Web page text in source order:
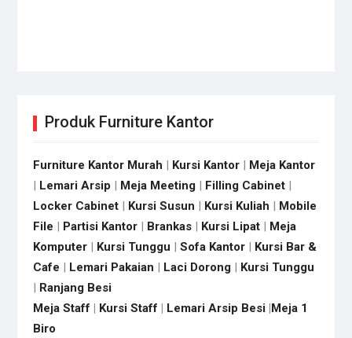
Produk Furniture Kantor
Furniture Kantor Murah | Kursi Kantor| Meja Kantor
| Lemari Arsip | Meja Meeting| Filling Cabinet|
Locker Cabinet| Kursi Susun | Kursi Kuliah | Mobile
File | Partisi Kantor| Brankas| Kursi Lipat| Meja
Komputer| Kursi Tunggu | Sofa Kantor| Kursi Bar &
Cafe | Lemari Pakaian | Laci Dorong| Kursi Tunggu
| Ranjang Besi
Meja Staff | Kursi Staff | Lemari Arsip Besi|Meja 1
Biro